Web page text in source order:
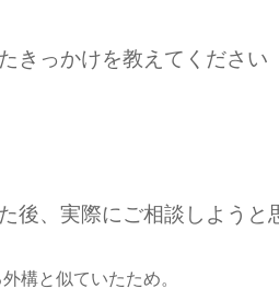
きっかけを教えてください
後、実際にご相談しよう
構と似ていたため。